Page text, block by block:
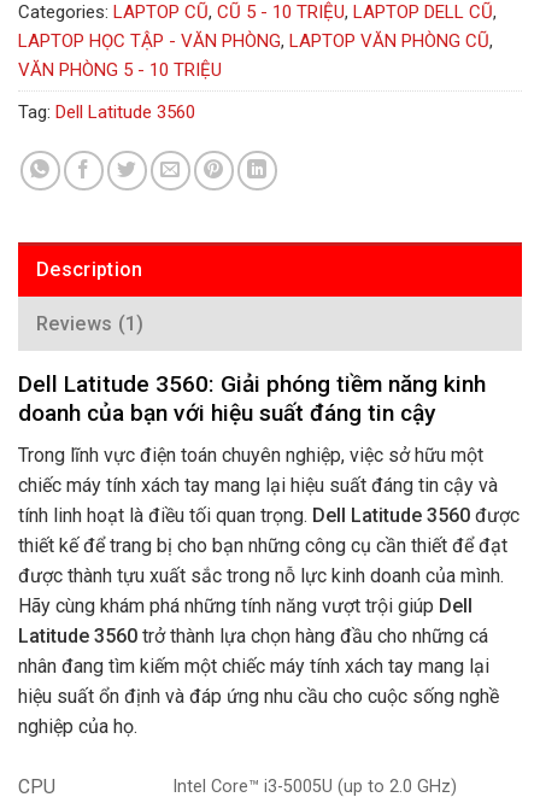
Categories: LAPTOP CŨ, CŨ 5 - 10 TRIỆU, LAPTOP DELL CŨ,
LAPTOP HỌC TẬP - VĂN PHÒNG, LAPTOP VĂN PHÒNG CŨ,
VĂN PHÒNG 5 - 10 TRIỆU
Tag: Dell Latitude 3560
Description
Reviews (1)
Dell Latitude 3560: Giải phóng tiềm năng kinh
doanh của bạn với hiệu suất đáng tin cậy
Trong lĩnh vực điện toán chuyên nghiệp, việc sở hữu một
chiếc máy tính xách tay mang lại hiệu suất đáng tin cậy và
tính linh hoạt là điều tối quan trọng. Dell Latitude 3560 được
thiết kế để trang bị cho bạn những công cụ cần thiết để đạt
được thành tựu xuất sắc trong nỗ lực kinh doanh của mình.
Hãy cùng khám phá những tính năng vượt trội giúp Dell
Latitude 3560 trở thành lựa chọn hàng đầu cho những cá
nhân đang tìm kiếm một chiếc máy tính xách tay mang lại
hiệu suất ổn định và đáp ứng nhu cầu cho cuộc sống nghề
nghiệp của họ.
CPU Intel Core™ i3-5005U (up to 2.0 GHz)